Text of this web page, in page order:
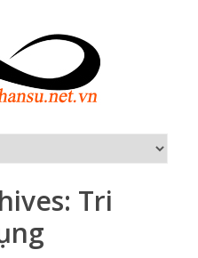
Tri